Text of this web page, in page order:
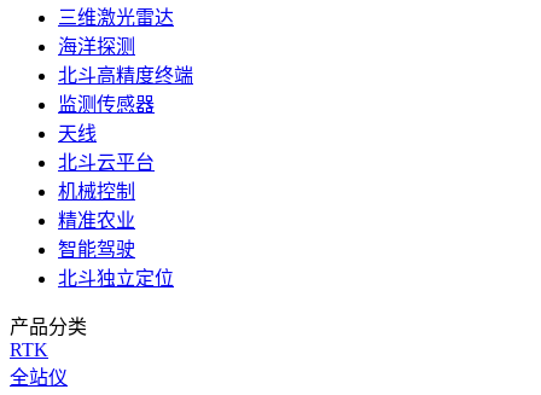
三维激光雷达
海洋探测
北斗高精度终端
监测传感器
天线
北斗云平台
机械控制
精准农业
智能驾驶
北斗独立定位
产品分类
RTK
全站仪